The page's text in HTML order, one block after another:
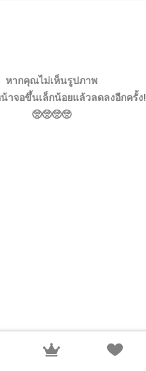
หากคุณไม่เห็นรูปภาพ
าจอขึ้นเล็กน้อยแล้วลดลงอีกครั้ง!
🥺🥺🥺🥺